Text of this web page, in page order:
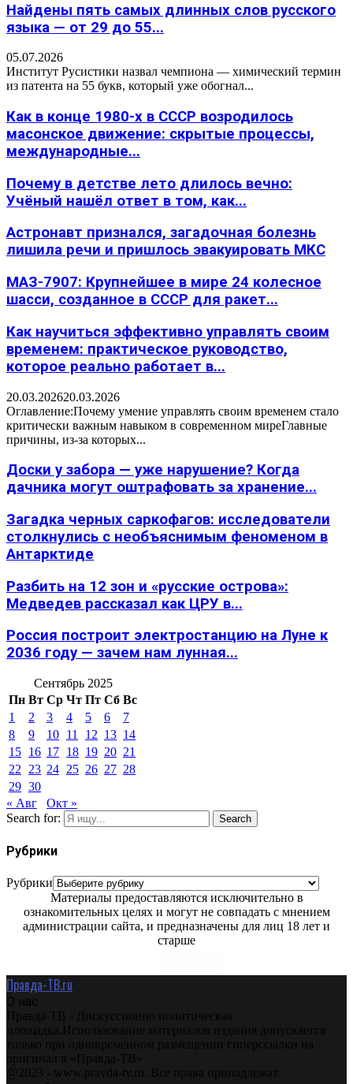
Найдены пять самых длинных слов русского
языка — от 29 до 55...
05.07.2026
Институт Русистики назвал чемпиона — химический термин
из патента на 55 букв, который уже обогнал...
Как в конце 1980-х в СССР возродилось
масонское движение: скрытые процессы,
международные...
Почему в детстве лето длилось вечно:
Учёный нашёл ответ в том, как...
Астронавт признался, загадочная болезнь
лишила речи и пришлось эвакуировать МКС
МАЗ-7907: Крупнейшее в мире 24 колесное
шасси, созданное в СССР для ракет...
Как научиться эффективно управлять своим
временем: практическое руководство,
которое реально работает в...
20.03.202620.03.2026
Оглавление:Почему умение управлять своим временем стало
критически важным навыком в современном миреГлавные
причины, из-за которых...
Доски у забора — уже нарушение? Когда
дачника могут оштрафовать за хранение...
Загадка черных саркофагов: исследователи
столкнулись с необъяснимым феноменом в
Антарктиде
Разбить на 12 зон и «русские острова»:
Медведев рассказал как ЦРУ в...
Россия построит электростанцию на Луне к
2036 году — зачем нам лунная...
Сентябрь 2025
Пн Вт Ср Чт Пт Сб Вс
1
2 3 4 5 6
7
8
9 10 11 12 13 14
15 16 17 18 19 20 21
22
23 24 25 26 27 28
29 30
« Авг
Окт »
Search for:
Search
Рубрики
Рубрики
Материалы предоставляются исключительно в
ознакомительных целях и могут не совпадать с мнением
администрации сайта, и предназначены для лиц 18 лет и
старше
Правда-ТВ.ru
О нас
Правда-ТВ - Дискуссионно политическая
площадка.Использование материалов издания допускается
только при одновременном размещении гиперссылки на
оригинал в «Правда-ТВ»
@2023 - www.pravda-tv.ru. Все права принадлежат